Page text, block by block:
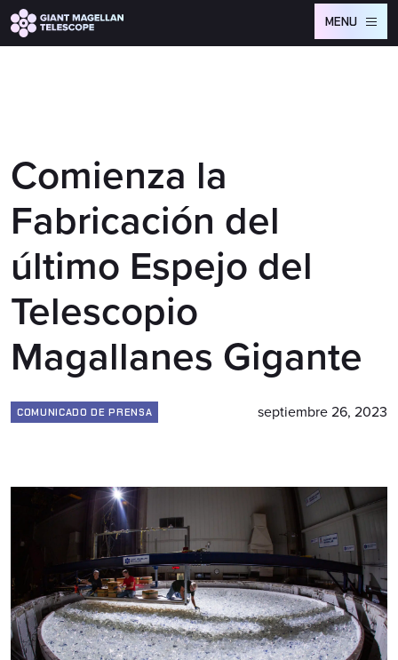
Global site tag (gtag.js) - Google Analytics
MENU
Comienza la
Fabricación del
último Espejo del
Telescopio
Magallanes Gigante
COMUNICADO DE PRENSA septiembre 26, 2023